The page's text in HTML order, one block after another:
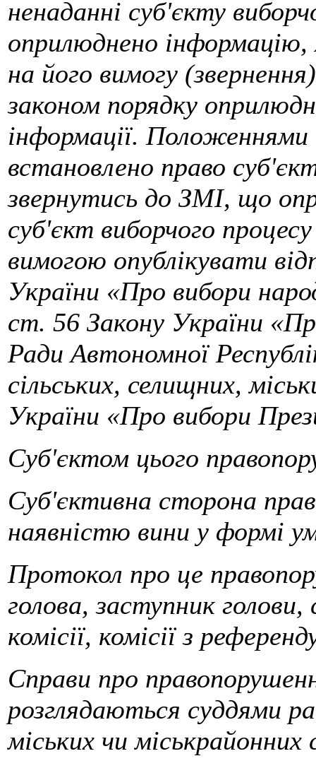
ненаданні суб'єкту
оприлюднено
на його вимогу
законом порядку
інформації. Положеннями
встановлено право
звернутись до ЗМІ, що
суб'єкт виборчого
вимогою опублікувати
України «Про вибори
ст. 56 Закону України
Ради Автономної
сільських, селищних,
України «Про вибори
Суб'єктом цього
Суб'єктивна сторона
наявністю вини у формі
Протокол про це
голова, заступник голови,
комісії, комісії з
Справи про
розглядаються суддями
міських чи міськрайонних